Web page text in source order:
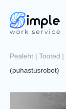
Pealeht | Tooted |
(puhastusrobot)